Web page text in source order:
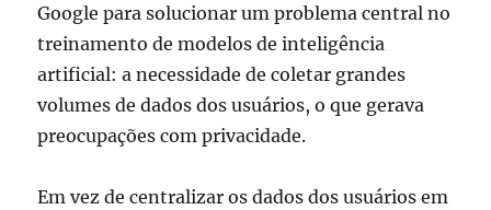
Google para solucionar um problema central no
treinamento de modelos de inteligência
artificial: a necessidade de coletar grandes
volumes de dados dos usuários, o que gerava
preocupações com privacidade.
Em vez de centralizar os dados dos usuários em